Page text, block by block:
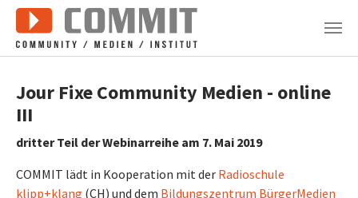
Zum Hauptinhalt springen
Jour Fixe Community Medien - online
III
dritter Teil der Webinarreihe am 7. Mai 2019
COMMIT lädt in Kooperation mit der Radioschule
klipp+klang (CH) und dem Bildungszentrum BürgerMedien